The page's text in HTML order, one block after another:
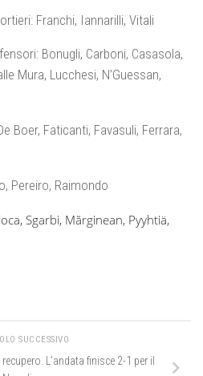
Franchi, Iannarilli, Vitali
Bonugli, Carboni, Casasola,
Mura, Lucchesi, N’Guessan,
Boer, Faticanti, Favasuli, Ferrara,
Pereiro, Raimondo
Sgarbi, Mărginean, Pyyhtiä,
SUCCESSIVO
L’andata finisce 2-1 per il